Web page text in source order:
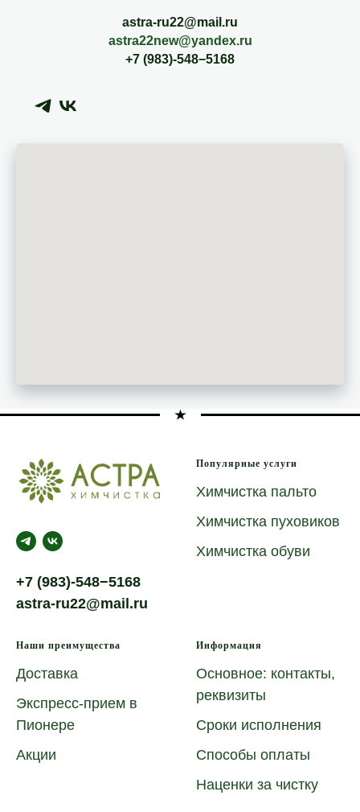
astra-ru22@mail.ru
astra22new@yandex.ru
+7 (983)-548−5168
+7 (983)-548−5168
astra-ru22@mail.ru
Популярные услуги
Химчистка пальто
Химчистка пуховиков
Химчистка обуви
Наши преимущества
Доставка
Экспресс-прием в
Пионере
Акции
Информация
Основное: контакты,
реквизиты
Сроки исполнения
Способы оплаты
Наценки за чистку